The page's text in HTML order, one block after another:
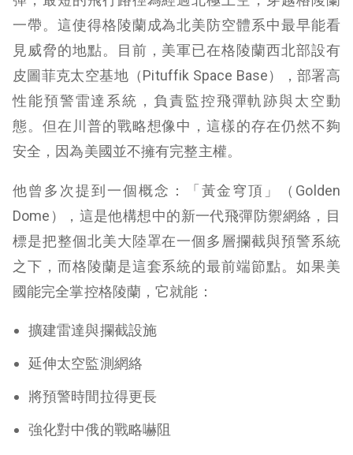
一帶。這使得格陵蘭成為北美防空體系中最早能看
見威脅的地點。目前，美軍已在格陵蘭西北部設有
皮圖菲克太空基地（Pituffik Space Base），部署高
性能預警雷達系統，負責監控飛彈軌跡與太空動
態。但在川普的戰略想像中，這樣的存在仍然不夠
安全，因為美國並不擁有完整主權。
他曾多次提到一個概念：「黃金穹頂」（Golden
Dome），這是他構想中的新一代飛彈防禦網絡，目
標是把整個北美大陸罩在一個多層攔截與預警系統
之下，而格陵蘭是這套系統的最前端節點。如果美
國能完全掌控格陵蘭，它就能：
擴建雷達與攔截設施
延伸太空監測網絡
將預警時間拉得更長
強化對中俄的戰略嚇阻